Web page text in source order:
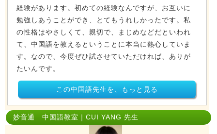
経験があります。初めての経験なんですが、お互いに
勉強しあうことができ、とてもうれしかったです。私
の性格はやさしくて、親切で、まじめなどだといわれ
て、中国語を教えるということに本当に熱心していま
す。なので、今度ぜひ試させていただければ、ありが
たいんです。
この中国語先生を、もっと見る
妙音通 中国語教室｜CUI YANG 先生